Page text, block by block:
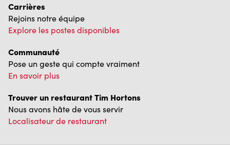
Carrières
Rejoins notre équipe
Explore les postes disponibles
Communauté
Pose un geste qui compte vraiment
En savoir plus
Trouver un restaurant Tim Hortons
Nous avons hâte de vous servir
Localisateur de restaurant